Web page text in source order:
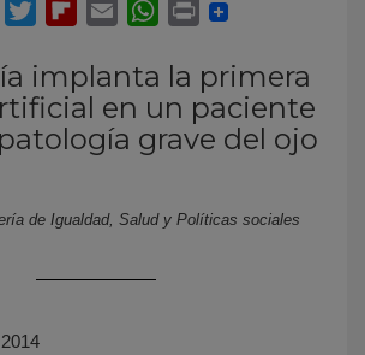
implanta la primera
en un paciente
grave del ojo
de Igualdad, Salud y Políticas sociales